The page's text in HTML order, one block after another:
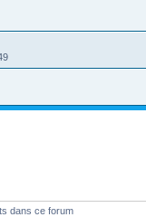
dans ce forum